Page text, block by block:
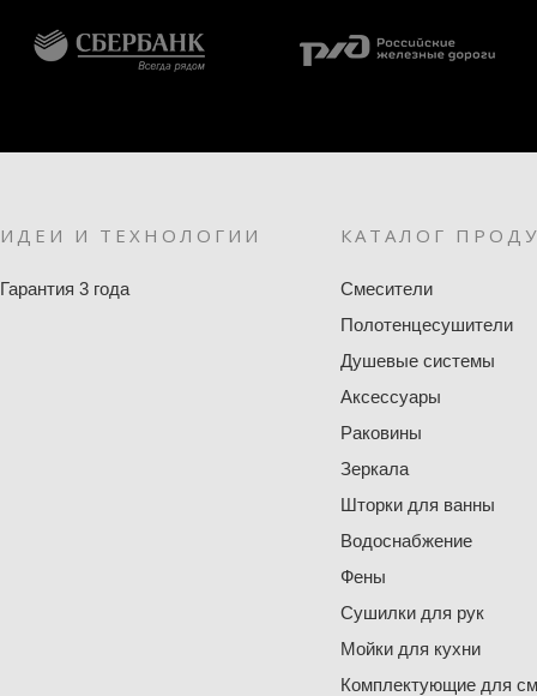
ИДЕИ И ТЕХНОЛОГИИ
Гарантия 3 года
КАТАЛОГ
Смесители
Полотенцесушители
Душевые системы
Аксессуары
Раковины
Зеркала
Шторки для ванны
Водоснабжение
Фены
Сушилки для рук
Мойки для кухни
Комплектующие для